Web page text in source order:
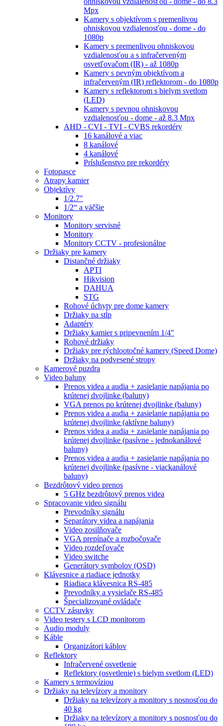
Mpx
Kamery s objektívom s premenlivou
ohniskovou vzdialenosťou - dome - do
1080p
Kamery s premenlivou ohniskovou
vzdialenosťou a s infračerveným
osvetľovačom (IR) - až 1080p
Kamery s pevným objektívom a
infračerveným (IR) reflektorom - do 1080p
Kamery s reflektorom s bielym svetlom
(LED)
Kamery s pevnou ohniskovou
vzdialenosťou - dome - až 8.3 Mpx
AHD - CVI - TVI - CVBS rekordéry
16 kanálové a viac
8 kanálové
4 kanálové
Príslušenstvo pre rekordéry
Fotopasce
Atrapy kamier
Objektívy
1/2.7"
1/2“ a väčšie
Monitory
Monitory servisné
Monitory
Monitory CCTV - profesionálne
Držiaky pre kamery
Distančné držiaky
APTI
Hikvision
DAHUA
STG
Rohové úchyty pre dome kamery
Držiaky na stĺp
Adaptéry
Držiaky kamier s pripevnením 1/4"
Rohové držiaky
Držiaky pre rýchlootočné kamery (Speed Dome)
Držiaky na podvesené stropy
Kamerové puzdra
Video baluny
Prenos videa a audia + zasielanie napájania po
krútenej dvojlinke (baluny)
VGA prenos po krútenej dvojlinke (baluny)
Prenos videa a audia + zasielanie napájania po
krútenej dvojlinke (aktívne baluny)
Prenos videa a audia + zasielanie napájania po
krútenej dvojlinke (pasívne - jednokanálové
baluny)
Prenos videa a audia + zasielanie napájania po
krútenej dvojlinke (pasívne - viackanálové
baluny)
Bezdrôtový video prenos
5 GHz bezdrôtový prenos videa
Spracovanie video signálu
Prevodníky signálu
Separátory videa a napájania
Video zosilňovače
VGA prepínače a rozbočovače
Video rozdeľovače
Video switche
Generátory symbolov (OSD)
Klávesnice a riadiace jednotky
Riadiaca klávesnica RS-485
Prevodníky a vysielače RS-485
Špecializované ovládače
CCTV zásuvky
Video testery s LCD monitorom
Audio moduly
Káble
Organizátori káblov
Reflektory
Infračervené osvetlenie
Reflektory (osvetlenie) s bielym svetlom (LED)
Kamery s termovíziou
Držiaky na televízory a monitory
Držiaky na televízory a monitory s nosnosťou do
40 kg
Držiaky na televízory a monitory s nosnosťou do